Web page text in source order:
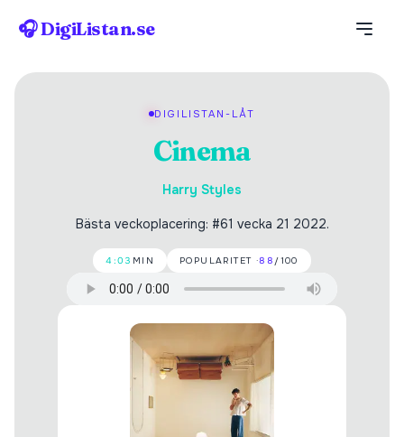
🎧 DigiListan.se
DIGILISTAN-LÅT
Cinema
Harry Styles
Bästa veckoplacering: #61 vecka 21 2022.
4:03 MIN POPULARITET ·88 /100